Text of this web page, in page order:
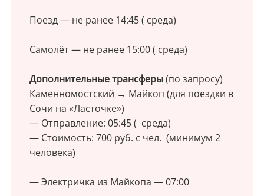
Поезд — не ранее 14:45 ( среда)
Самолёт — не ранее 15:00 ( среда)
Дополнительные трансферы(по запросу)
Каменномостский → Майкоп (для поездки в
Сочи на «Ласточке»)
— Отправление: 05:45 ( среда)
— Стоимость: 700 руб. с чел. (минимум 2
человека)
— Электричка из Майкопа — 07:00